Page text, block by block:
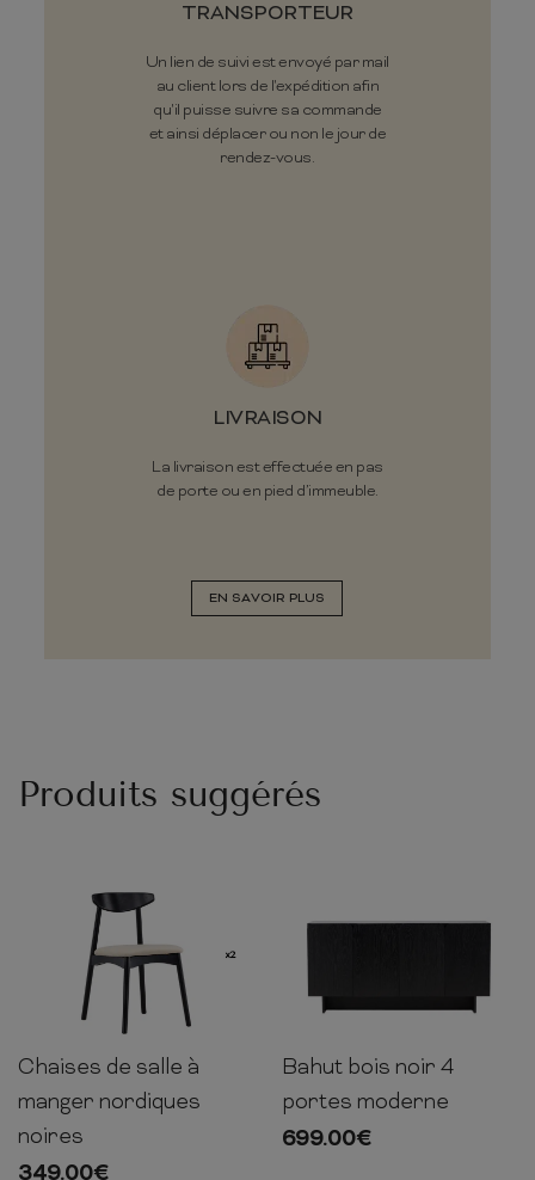
TRANSPORTEUR
Un lien de suivi est envoyé par mail
au client lors de l'expédition afin
qu'il puisse suivre sa commande
et ainsi déplacer ou non le jour de
rendez-vous.
LIVRAISON
La livraison est effectuée en pas
de porte ou en pied d’immeuble.
EN SAVOIR PLUS
Produits suggérés
80cm 47cm
Chaises de salle à
manger nordiques
noires
80cm 160cm
Bahut bois noir 4
portes moderne
699.00€